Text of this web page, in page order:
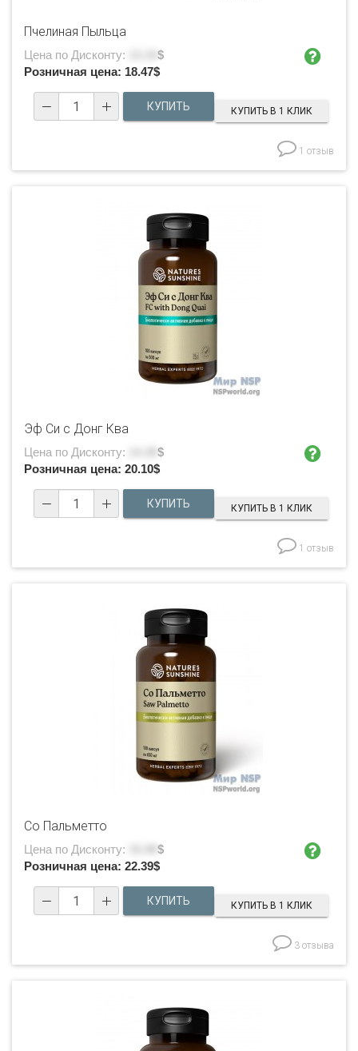
Пчелиная Пыльца
Цена по Дисконту:
$
Розничная цена: 18.47$
КУПИТЬ В 1 КЛИК
1 отзыв
Эф Си с Донг Ква
Цена по Дисконту:
$
Розничная цена: 20.10$
КУПИТЬ В 1 КЛИК
1 отзыв
Со Пальметто
Цена по Дисконту:
$
Розничная цена: 22.39$
КУПИТЬ В 1 КЛИК
3 отзыва